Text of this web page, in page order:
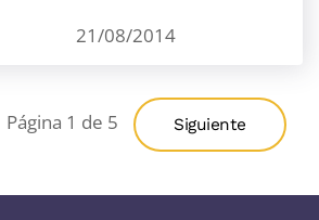
21/08/2014
Página 1 de 5 Siguiente